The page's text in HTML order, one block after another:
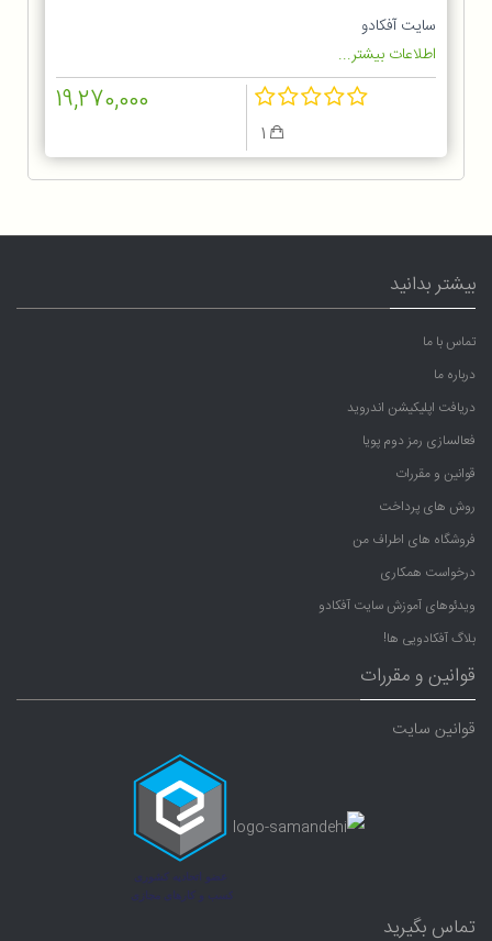
سایت آفکادو
اطلاعات بیشتر...
19,270,000
بیشتر بدانید
تماس با ما
درباره ما
دریافت اپلیکیشن اندروید
فعالسازی رمز دوم پویا
قوانین و مقررات
روش های پرداخت
فروشگاه های اطراف من
درخواست همکاری
ویدئوهای آموزش سایت آفکادو
بلاگ آفکادویی ها!
قوانین و مقررات
قوانین سایت
تماس بگیرید